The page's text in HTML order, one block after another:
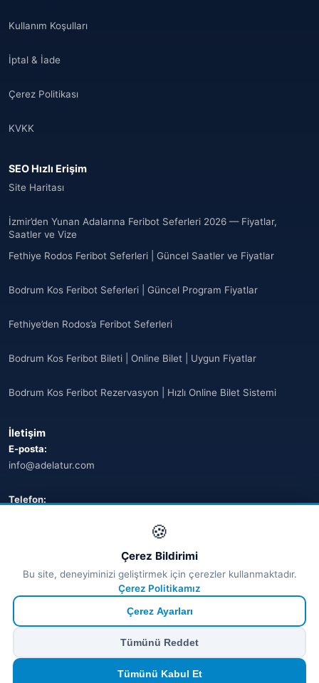
Kullanım Koşulları
İptal & İade
Çerez Politikası
KVKK
SEO Hızlı Erişim
Site Haritası
İzmir’den Yunan Adalarına Feribot Seferleri 2026 — Fiyatlar,
Saatler ve Vize
Fethiye Rodos Feribot Seferleri | Güncel Saatler ve Fiyatlar
Bodrum Kos Feribot Seferleri | Güncel Program Fiyatlar
Fethiye’den Rodos’a Feribot Seferleri
Bodrum Kos Feribot Bileti | Online Bilet | Uygun Fiyatlar
Bodrum Kos Feribot Rezervasyon | Hızlı Online Bilet Sistemi
İletişim
E-posta:
info@adelatur.com
Telefon:
💬 WhatsApp
€ EUR $ USD
🍪
Çerez Bildirimi
Bu site, deneyiminizi geliştirmek için çerezler kullanmaktadır.
Çerez Politikamız
Çerez Ayarları
Tümünü Reddet
Tümünü Kabul Et